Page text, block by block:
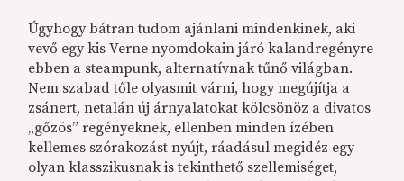
Úgyhogy bátran tudom ajánlani mindenkinek, aki
vevő egy kis Verne nyomdokain járó kalandregényre
ebben a steampunk, alternatívnak tűnő világban.
Nem szabad tőle olyasmit várni, hogy megújítja a
zsánert, netalán új árnyalatokat kölcsönöz a divatos
„gőzös” regényeknek, ellenben minden ízében
kellemes szórakozást nyújt, ráadásul megidéz egy
olyan klasszikusnak is tekinthető szellemiséget,